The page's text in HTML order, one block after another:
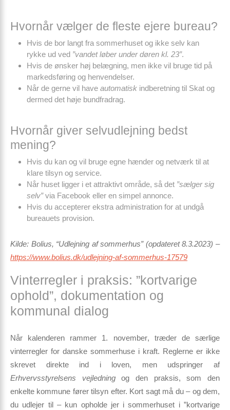
Hvornår vælger de fleste ejere bureau?
Hvis de bor langt fra sommerhuset og ikke selv kan
rykke ud ved ”vandet løber under døren kl. 23”.
Hvis de ønsker høj belægning, men ikke vil bruge tid på
markedsføring og henvendelser.
Når de gerne vil have automatisk indberetning til Skat og
dermed det høje bundfradrag.
Hvornår giver selvudlejning bedst
mening?
Hvis du kan og vil bruge egne hænder og netværk til at
klare tilsyn og service.
Når huset ligger i et attraktivt område, så det ”sælger sig
selv”via Facebook eller en simpel annonce.
Hvis du accepterer ekstra administration for at undgå
bureauets provision.
Kilde: Bolius, “Udlejning af sommerhus” (opdateret 8.3.2023) –
https://www.bolius.dk/udlejning-af-sommerhus-17579
Vinterregler i praksis: ”kortvarige
ophold”, dokumentation og
kommunal dialog
Når kalenderen rammer 1. november, træder de særlige
vinterregler for danske sommerhuse i kraft. Reglerne er ikke
skrevet direkte ind i loven, men udspringer af
Erhvervsstyrelsens vejledningog den praksis, som den
enkelte kommune fører tilsyn efter. Kort sagt må du – og dem,
du udlejer til – kun opholde jer i sommerhuset i ”kortvarige